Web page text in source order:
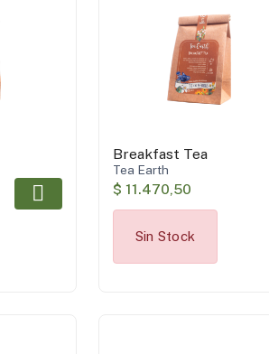
Breakfast Tea
Tea Earth
$ 11.470,50
Sin Stock